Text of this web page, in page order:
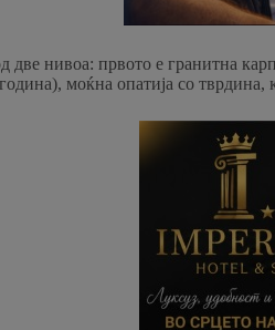
нивоа: првото е гранитна
моќна опатија со